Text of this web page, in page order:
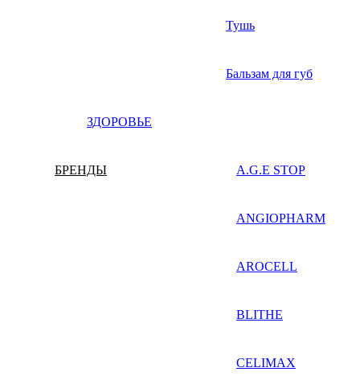
Тушь
Бальзам для губ
ЗДОРОВЬЕ
БРЕНДЫ A.G.E STOP
ANGIOPHARM
AROCELL
BLITHE
CELIMAX